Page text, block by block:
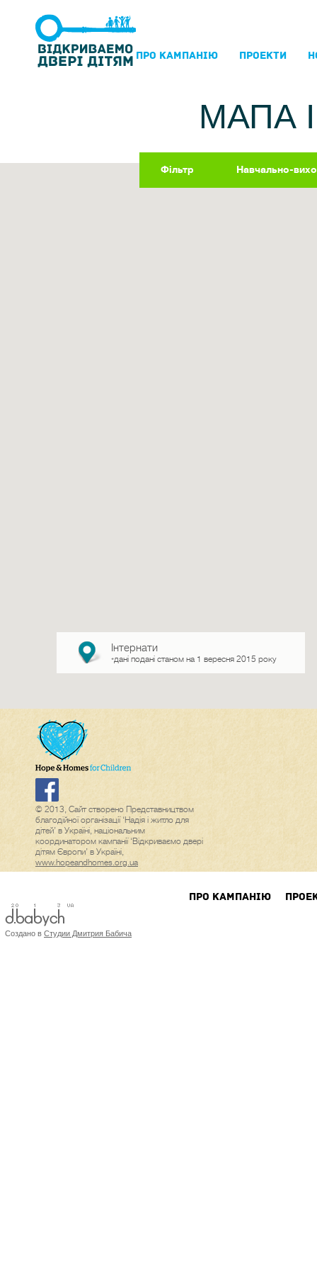
ПРО КАМПАНIЮ ПРОЕКТИ
МАПА
Фільтр Навчально-
Інтернати
*дані подані станом на 1 вересня 2015 року
© 2013, Сайт створено Представництвом
благодійної організації ‘Надія і житло для
дітей’ в Україні, національним
координатором кампанії ‘Відкриваємо двері
дітям Європи’ в Україні,
www.hopeandhomes.org.ua
ПРО КАМПАНIЮ
Создано в Студии Дмитрия Бабича